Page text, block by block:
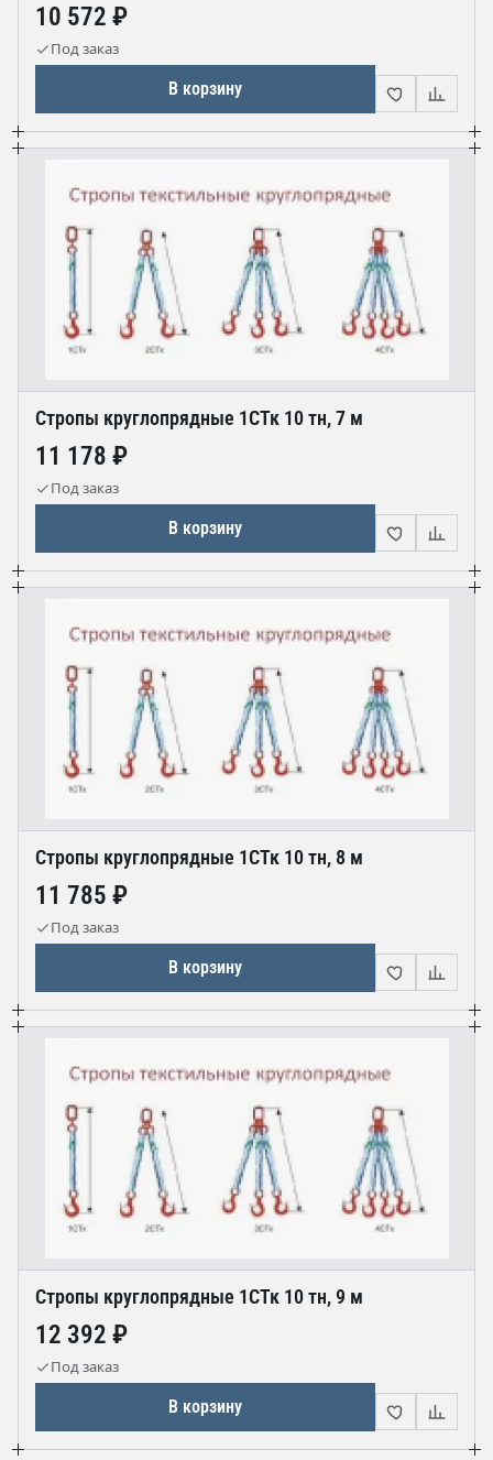
10 572 ₽
Под заказ
В корзину
Стропы круглопрядные 1СТк 10 тн, 7 м
11 178 ₽
Под заказ
В корзину
Стропы круглопрядные 1СТк 10 тн, 8 м
11 785 ₽
Под заказ
В корзину
Стропы круглопрядные 1СТк 10 тн, 9 м
12 392 ₽
Под заказ
В корзину